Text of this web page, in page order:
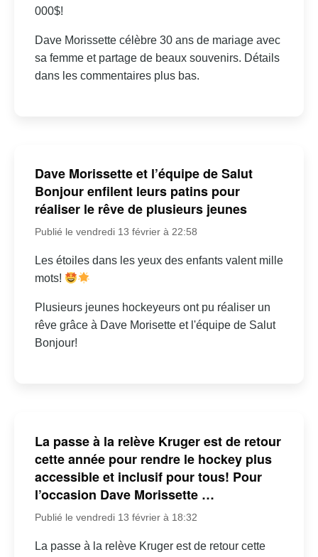
000$!
Dave Morissette célèbre 30 ans de mariage avec
sa femme et partage de beaux souvenirs. Détails
dans les commentaires plus bas.
Dave Morissette et l’équipe de Salut
Bonjour enfilent leurs patins pour
réaliser le rêve de plusieurs jeunes
Publié le vendredi 13 février à 22:58
Les étoiles dans les yeux des enfants valent mille
mots!
Plusieurs jeunes hockeyeurs ont pu réaliser un
rêve grâce à Dave Morisette et l'équipe de Salut
Bonjour!
La passe à la relève Kruger est de retour
cette année pour rendre le hockey plus
accessible et inclusif pour tous! Pour
l’occasion Dave Morissette …
Publié le vendredi 13 février à 18:32
La passe à la relève Kruger est de retour cette